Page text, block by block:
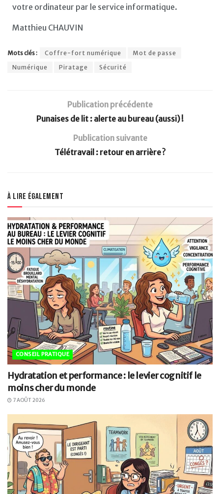
votre ordinateur par le service informatique.
Matthieu CHAUVIN
Mots clés : Coffre-fort numérique
Mot de passe
Numérique
Piratage Sécurité
Publication précédente
Punaises de lit : alerte au bureau (aussi) !
Publication suivante
Télétravail : retour en arrière ?
À lire également
CONSEIL PRATIQUE
Hydratation et performance : le levier cognitif le
moins cher du monde
7 AOÛT 2026